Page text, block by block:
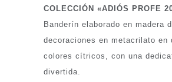
COLECCIÓN «ADIÓS PROFE
Banderín elaborado en madera
decoraciones en metacrilato en
colores cítricos, con una
divertida.